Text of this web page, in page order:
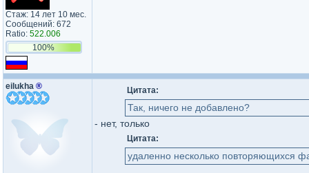
Стаж: 14 лет 10 мес.
Сообщений: 672
Ratio: 522.006
100%
eilukha ® Цитата:
Так, ничего не добавлено?
- нет, только
Цитата:
удаленно несколько повторяющихся